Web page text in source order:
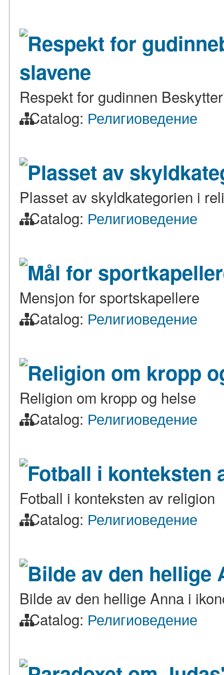
Respekt for
slavene
Respekt for gudinnen
Catalog: Религиоведение
Plasset av
Plasset av skyldkategorien i
Catalog: Религиоведение
Mål for
Mensjon for sportskapellere
Catalog: Религиоведение
Religion om kropp
Religion om kropp og helse
Catalog: Религиоведение
Fotball i konteksten
Fotball i konteksten av religion
Catalog: Религиоведение
Bilde av den hellige
Bilde av den hellige Anna i
Catalog: Религиоведение